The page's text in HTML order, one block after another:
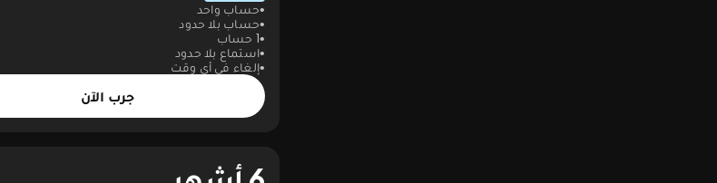
حساب واحد
حساب بلا حدود
1 حساب
استماع بلا حدود
إلغاء في أي وقت
جرب الآن